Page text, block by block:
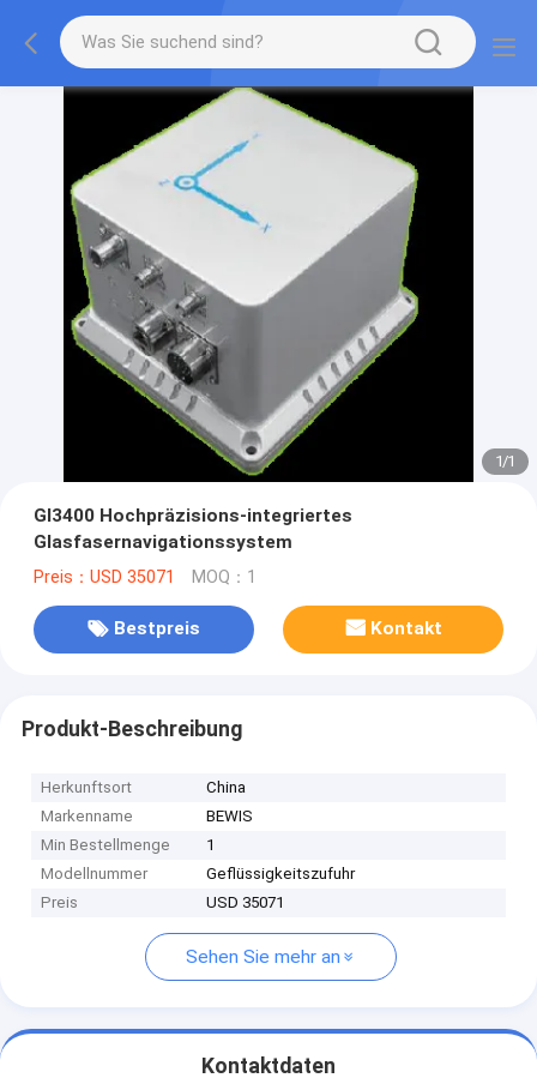
1/1
GI3400 Hochpräzisions-integriertes
Glasfasernavigationssystem
Preis：USD 35071 MOQ：1
Bestpreis Kontakt
Produkt-Beschreibung
Herkunftsort
China
Markenname
BEWIS
Min Bestellmenge
1
Modellnummer
Geflüssigkeitszufuhr
Preis
USD 35071
Sehen Sie mehr an
Kontaktdaten